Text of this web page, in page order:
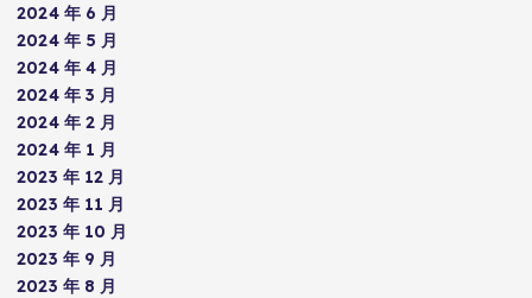
2024 年 6 月
2024 年 5 月
2024 年 4 月
2024 年 3 月
2024 年 2 月
2024 年 1 月
2023 年 12 月
2023 年 11 月
2023 年 10 月
2023 年 9 月
2023 年 8 月